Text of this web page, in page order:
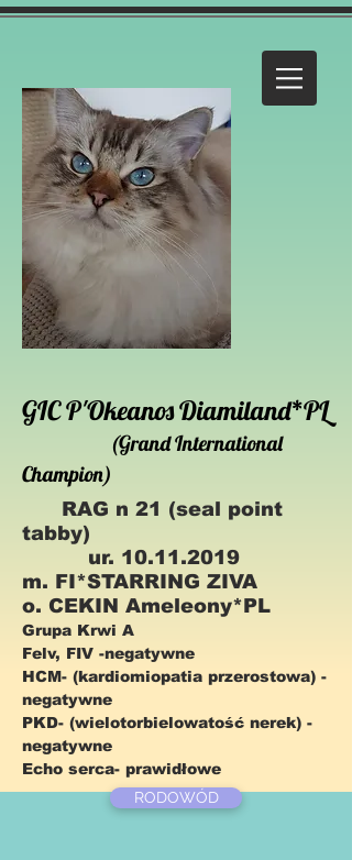
GIC P'Okeanos Diamiland*PL
(Grand International
Champion)
RAG n 21 (seal point
tabby)
ur. 10.11.2019
m. FI*STARRING ZIVA
o. CEKIN Ameleony*PL
Grupa Krwi A
Felv, FIV -negatywne
HCM- (kardiomiopatia przerostowa) -
negatywne
PKD- (wielotorbielowatość nerek) -
negatywne
Echo serca- prawidłowe
RODOWÓD